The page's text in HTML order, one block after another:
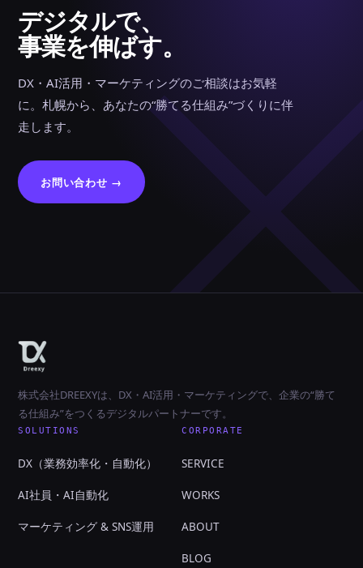
デジタルで、
事業を伸ばす。
DX・AI活用・マーケティングのご相談はお気軽
に。札幌から、あなたの“勝てる仕組み”づくりに伴
走します。
お問い合わせ →
株式会社DREEXYは、DX・AI活用・マーケティングで、企業の“勝て
る仕組み”をつくるデジタルパートナーです。
SOLUTIONS
DX（業務効率化・自動化）
AI社員・AI自動化
マーケティング & SNS運用
CORPORATE
SERVICE
WORKS
ABOUT
BLOG